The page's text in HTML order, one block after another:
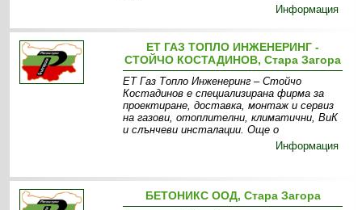
Информация
ЕТ ГАЗ ТОПЛО ИНЖЕНЕРИНГ -
СТОЙЧО КОСТАДИНОВ, Стара Загора
ЕТ Газ Топло Инженеринг – Стойчо
Костадинов е специализирана фирма за
проектиране, доставка, монтаж и сервиз
на газови, отоплителни, климатични, ВиК
и слънчеви инсталации. Още о
Информация
БЕТОНИКС ООД, Стара Загора